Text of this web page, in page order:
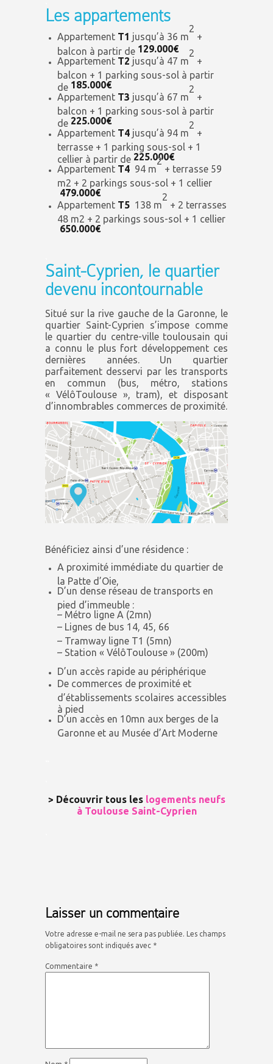
Les appartements
Appartement T1 jusqu’à 36 m
2
+
balcon à partir de 129.000€
Appartement T2 jusqu’à 47 m
2
+
balcon + 1 parking sous-sol à partir
de 185.000€
Appartement T3 jusqu’à 67 m
2
+
balcon + 1 parking sous-sol à partir
de 225.000€
Appartement T4 jusqu’à 94 m
2
+
terrasse + 1 parking sous-sol + 1
cellier à partir de 225.000€
Appartement T4 94 m
2
+ terrasse 59
m2 + 2 parkings sous-sol + 1 cellier
479.000€
Appartement T5 138 m
2
+ 2 terrasses
48 m2 + 2 parkings sous-sol + 1 cellier
650.000€
Saint-Cyprien, le quartier
devenu incontournable
Situé sur la rive gauche de la Garonne, le
quartier Saint-Cyprien s’impose comme
le quartier du centre-ville toulousain qui
a connu le plus fort développement ces
dernières années. Un quartier
parfaitement desservi par les transports
en commun (bus, métro, stations
« VélôToulouse », tram), et disposant
d’innombrables commerces de proximité.
Bénéficiez ainsi d’une résidence :
A proximité immédiate du quartier de
la Patte d’Oie,
D’un dense réseau de transports en
pied d’immeuble :
– Métro ligne A (2mn)
– Lignes de bus 14, 45, 66
– Tramway ligne T1 (5mn)
– Station « VélôToulouse » (200m)
D’un accès rapide au périphérique
De commerces de proximité et
d’établissements scolaires accessibles
à pied
D’un accès en 10mn aux berges de la
Garonne et au Musée d’Art Moderne
> Découvrir tous les logements neufs
à Toulouse Saint-Cyprien
Laisser un commentaire
Votre adresse e-mail ne sera pas publiée. Les champs
obligatoires sont indiqués avec *
Commentaire *